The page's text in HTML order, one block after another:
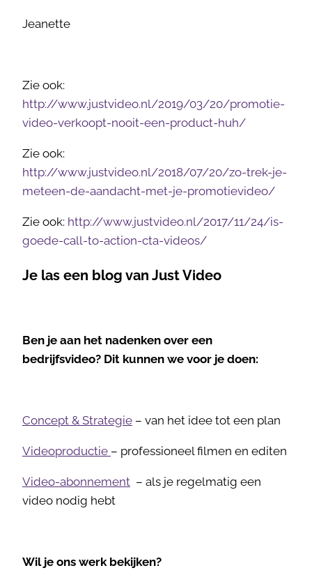
Jeanette
Zie ook:
http://www.justvideo.nl/2019/03/20/promotie-
video-verkoopt-nooit-een-product-huh/
Zie ook:
http://www.justvideo.nl/2018/07/20/zo-trek-je-
meteen-de-aandacht-met-je-promotievideo/
Zie ook: http://www.justvideo.nl/2017/11/24/is-
goede-call-to-action-cta-videos/
Je las een blog van Just Video
Ben je aan het nadenken over een
bedrijfsvideo? Dit kunnen we voor je doen:
Concept & Strategie – van het idee tot een plan
Videoproductie – professioneel filmen en editen
Video-abonnement – als je regelmatig een
video nodig hebt
Wil je ons werk bekijken?